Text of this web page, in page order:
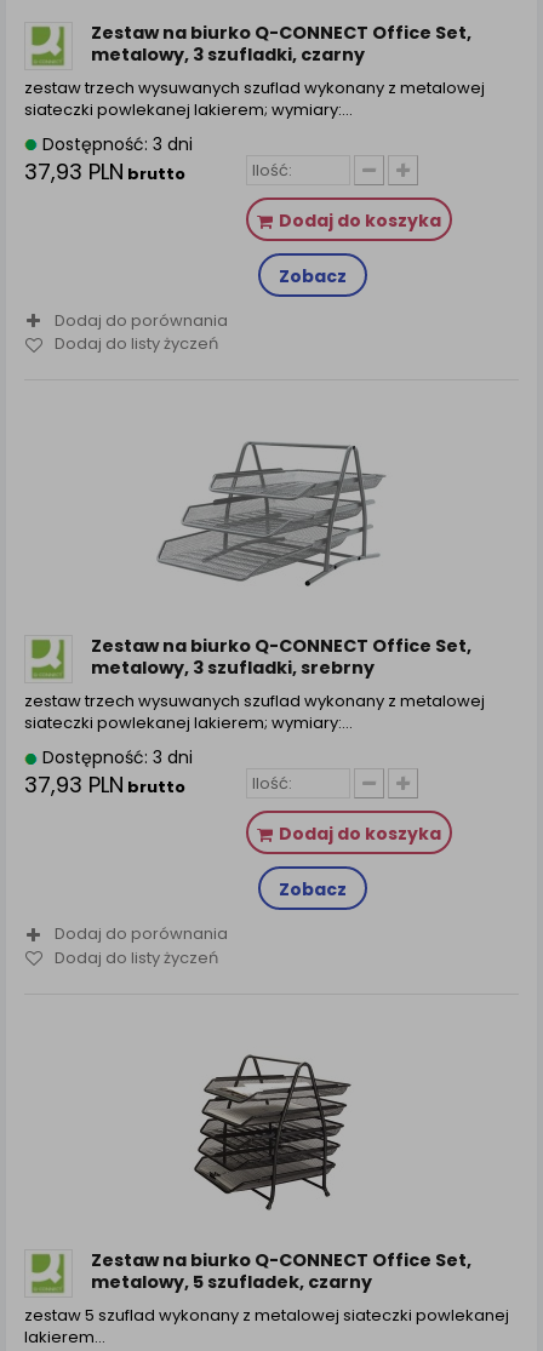
Zestaw na biurko Q-CONNECT Office Set,
metalowy, 3 szufladki, czarny
zestaw trzech wysuwanych szuflad wykonany z metalowej
siateczki powlekanej lakierem; wymiary:…
Dostępność: 3 dni
37,93 PLN brutto
Dodaj do koszyka
Zobacz
Dodaj do porównania
Dodaj do listy życzeń
Zestaw na biurko Q-CONNECT Office Set,
metalowy, 3 szufladki, srebrny
zestaw trzech wysuwanych szuflad wykonany z metalowej
siateczki powlekanej lakierem; wymiary:…
Dostępność: 3 dni
37,93 PLN brutto
Dodaj do koszyka
Zobacz
Dodaj do porównania
Dodaj do listy życzeń
Zestaw na biurko Q-CONNECT Office Set,
metalowy, 5 szufladek, czarny
zestaw 5 szuflad wykonany z metalowej siateczki powlekanej
lakierem…